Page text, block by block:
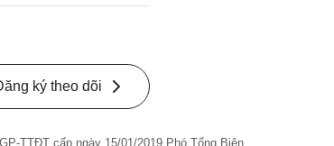
ký theo dõi
TTĐT cấp ngày 15/01/2019 Phó Tổng Biên